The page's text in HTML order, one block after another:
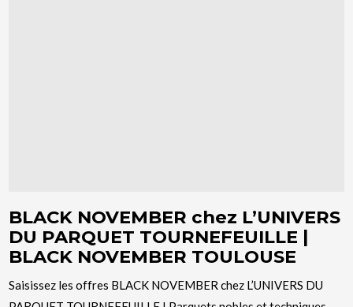
BLACK NOVEMBER chez L’UNIVERS
DU PARQUET TOURNEFEUILLE |
BLACK NOVEMBER TOULOUSE
Saisissez les offres BLACK NOVEMBER chez L’UNIVERS DU